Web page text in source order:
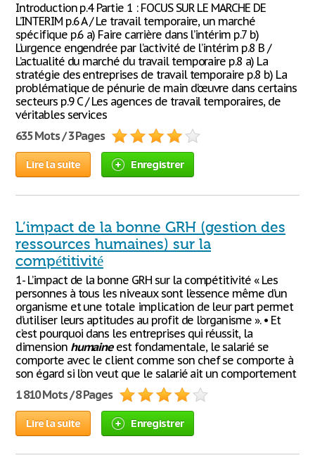
Introduction p.4 Partie 1 : FOCUS SUR LE MARCHE DE
L’INTERIM p.6 A / Le travail temporaire, un marché
spécifique p.6 a) Faire carrière dans l’intérim p.7 b)
L’urgence engendrée par l’activité de l’intérim p.8 B /
L’actualité du marché du travail temporaire p.8 a) La
stratégie des entreprises de travail temporaire p.8 b) La
problématique de pénurie de main d’œuvre dans certains
secteurs p.9 C / Les agences de travail temporaires, de
véritables services
635 Mots / 3 Pages
Lire la suite Enregistrer
L’impact de la bonne GRH (gestion des
ressources humaines) sur la
compétitivité
1- L’impact de la bonne GRH sur la compétitivité « Les
personnes à tous les niveaux sont l’essence même d’un
organisme et une totale implication de leur part permet
d’utiliser leurs aptitudes au profit de l’organisme ». • Et
c’est pourquoi dans les entreprises qui réussit, la
dimension humaineest fondamentale, le salarié se
comporte avec le client comme son chef se comporte à
son égard si l’on veut que le salarié ait un comportement
1 810 Mots / 8 Pages
Lire la suite Enregistrer